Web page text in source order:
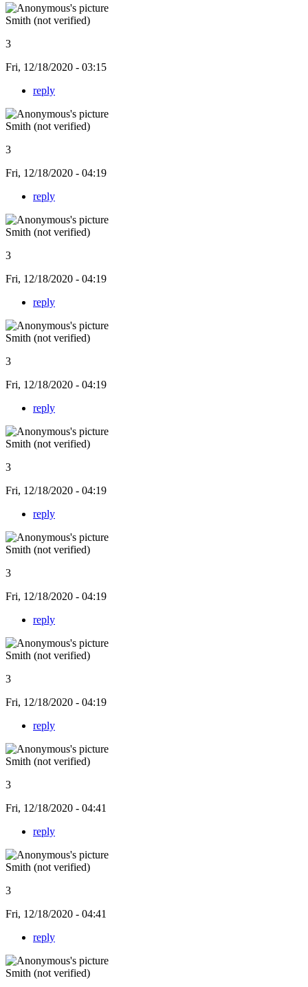
Smith (not verified)
3
Fri, 12/18/2020 - 03:15
reply
Smith (not verified)
3
Fri, 12/18/2020 - 04:19
reply
Smith (not verified)
3
Fri, 12/18/2020 - 04:19
reply
Smith (not verified)
3
Fri, 12/18/2020 - 04:19
reply
Smith (not verified)
3
Fri, 12/18/2020 - 04:19
reply
Smith (not verified)
3
Fri, 12/18/2020 - 04:19
reply
Smith (not verified)
3
Fri, 12/18/2020 - 04:19
reply
Smith (not verified)
3
Fri, 12/18/2020 - 04:41
reply
Smith (not verified)
3
Fri, 12/18/2020 - 04:41
reply
Smith (not verified)